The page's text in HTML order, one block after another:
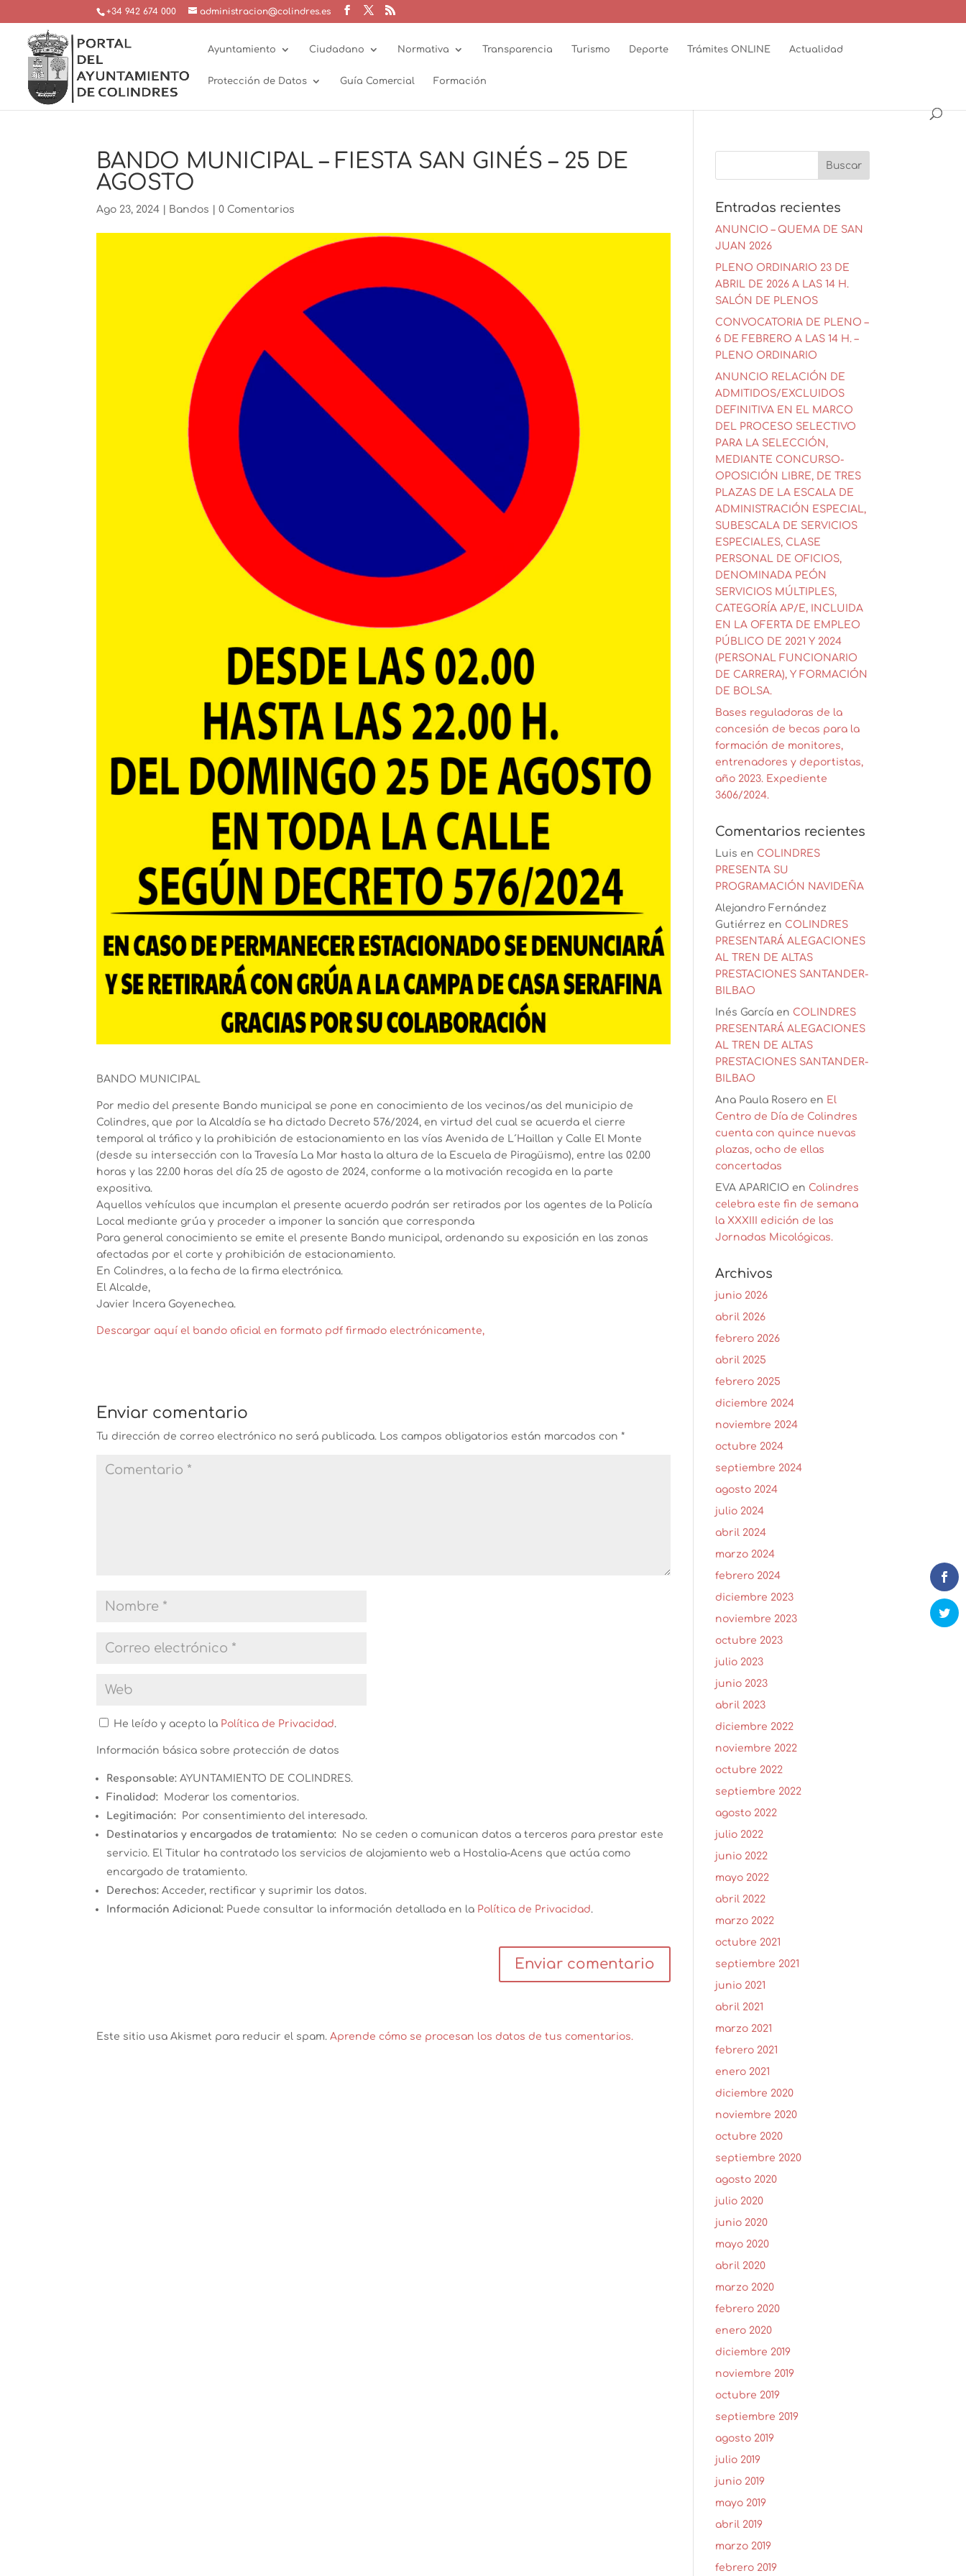
+34 942 674 000 administracion@colindres.es
Ayuntamiento Ciudadano Normativa Transparencia Turismo Deporte Trámites ONLINE Actualidad
Protección de Datos Guía Comercial Formación
BANDO MUNICIPAL – FIESTA SAN GINÉS – 25 DE
AGOSTO
Ago 23, 2024 Bandos |0 Comentarios
BANDO MUNICIPAL
Por medio del presente Bando municipal se pone en conocimiento de los vecinos/as del municipio de
Colindres, que por la Alcaldía se ha dictado Decreto 576/2024, en virtud del cual se acuerda el cierre
temporal al tráfico y la prohibición de estacionamiento en las vías Avenida de L´Haillan y Calle El Monte
(desde su intersección con la Travesía La Mar hasta la altura de la Escuela de Piragüismo), entre las 02.00
horas y las 22.00 horas del día 25 de agosto de 2024, conforme a la motivación recogida en la parte
expositiva.
Aquellos vehículos que incumplan el presente acuerdo podrán ser retirados por los agentes de la Policía
Local mediante grúa y proceder a imponer la sanción que corresponda
Para general conocimiento se emite el presente Bando municipal, ordenando su exposición en las zonas
afectadas por el corte y prohibición de estacionamiento.
En Colindres, a la fecha de la firma electrónica.
El Alcalde,
Javier Incera Goyenechea.
Descargar aquí el bando oficial en formato pdf firmado electrónicamente,
Enviar comentario
Tu dirección de correo electrónico no será publicada. Los campos obligatorios están marcados con*
He leído y acepto la Política de Privacidad.
Información básica sobre protección de datos
Responsable: AYUNTAMIENTO DE COLINDRES.
Finalidad: Moderar los comentarios.
Legitimación: Por consentimiento del interesado.
Destinatarios y encargados de tratamiento: No se ceden o comunican datos a terceros para prestar este
servicio. El Titular ha contratado los servicios de alojamiento web a Hostalia-Acens que actúa como
encargado de tratamiento.
Derechos: Acceder, rectificar y suprimir los datos.
Información Adicional: Puede consultar la información detallada en la Política de Privacidad.
Este sitio usa Akismet para reducir el spam.Aprende cómo se procesan los datos de tus comentarios.
Entradas recientes
ANUNCIO – QUEMA DE SAN
JUAN 2026
PLENO ORDINARIO 23 DE
ABRIL DE 2026 A LAS 14 H.
SALÓN DE PLENOS
CONVOCATORIA DE PLENO –
6 DE FEBRERO A LAS 14 H. –
PLENO ORDINARIO
ANUNCIO RELACIÓN DE
ADMITIDOS/EXCLUIDOS
DEFINITIVA EN EL MARCO
DEL PROCESO SELECTIVO
PARA LA SELECCIÓN,
MEDIANTE CONCURSO-
OPOSICIÓN LIBRE, DE TRES
PLAZAS DE LA ESCALA DE
ADMINISTRACIÓN ESPECIAL,
SUBESCALA DE SERVICIOS
ESPECIALES, CLASE
PERSONAL DE OFICIOS,
DENOMINADA PEÓN
SERVICIOS MÚLTIPLES,
CATEGORÍA AP/E, INCLUIDA
EN LA OFERTA DE EMPLEO
PÚBLICO DE 2021 Y 2024
(PERSONAL FUNCIONARIO
DE CARRERA), Y FORMACIÓN
DE BOLSA.
Bases reguladoras de la
concesión de becas para la
formación de monitores,
entrenadores y deportistas,
año 2023. Expediente
3606/2024.
Comentarios recientes
Luis en COLINDRES
PRESENTA SU
PROGRAMACIÓN NAVIDEÑA
Alejandro Fernández
Gutiérrez en COLINDRES
PRESENTARÁ ALEGACIONES
AL TREN DE ALTAS
PRESTACIONES SANTANDER-
BILBAO
Inés Garcíaen COLINDRES
PRESENTARÁ ALEGACIONES
AL TREN DE ALTAS
PRESTACIONES SANTANDER-
BILBAO
Ana Paula Roseroen El
Centro de Día de Colindres
cuenta con quince nuevas
plazas, ocho de ellas
concertadas
EVA APARICIO en Colindres
celebra este fin de semana
la XXXIII edición de las
Jornadas Micológicas.
Archivos
junio 2026
abril 2026
febrero 2026
abril 2025
febrero 2025
diciembre 2024
noviembre 2024
octubre 2024
septiembre 2024
agosto 2024
julio 2024
abril 2024
marzo 2024
febrero 2024
diciembre 2023
noviembre 2023
octubre 2023
julio 2023
junio 2023
abril 2023
diciembre 2022
noviembre 2022
octubre 2022
septiembre 2022
agosto 2022
julio 2022
junio 2022
mayo 2022
abril 2022
marzo 2022
octubre 2021
septiembre 2021
junio 2021
abril 2021
marzo 2021
febrero 2021
enero 2021
diciembre 2020
noviembre 2020
octubre 2020
septiembre 2020
agosto 2020
julio 2020
junio 2020
mayo 2020
abril 2020
marzo 2020
febrero 2020
enero 2020
diciembre 2019
noviembre 2019
octubre 2019
septiembre 2019
agosto 2019
julio 2019
junio 2019
mayo 2019
abril 2019
marzo 2019
febrero 2019